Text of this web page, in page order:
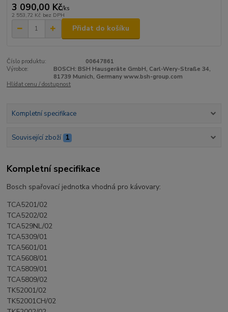
3 090,00 Kč/ks
2 553,72 Kč bez DPH
Přidat do košíku
Číslo produktu:
00647861
Výrobce:
BOSCH: BSH Hausgeräte GmbH, Carl-Wery-Straße 34,
81739 Munich, Germany www.bsh-group.com
Hlídat cenu / dostupnost
Kompletní specifikace
Související zboží 1
Kompletní specifikace
Bosch spařovací jednotka vhodná pro kávovary:
TCA5201/02
TCA5202/02
TCA529NL/02
TCA5309/01
TCA5601/01
TCA5608/01
TCA5809/01
TCA5809/02
TK52001/02
TK52001CH/02